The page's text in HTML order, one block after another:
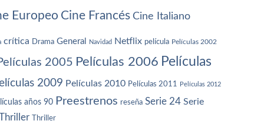
Europeo Cine Francés Cine Italiano
crítica Drama General Navidad Netflix película Películas 2002
2005 Películas 2006 Películas
2009 Películas 2010 Películas 2011 Películas 2012
años 90 Preestrenos reseña Serie 24 Serie
Thriller